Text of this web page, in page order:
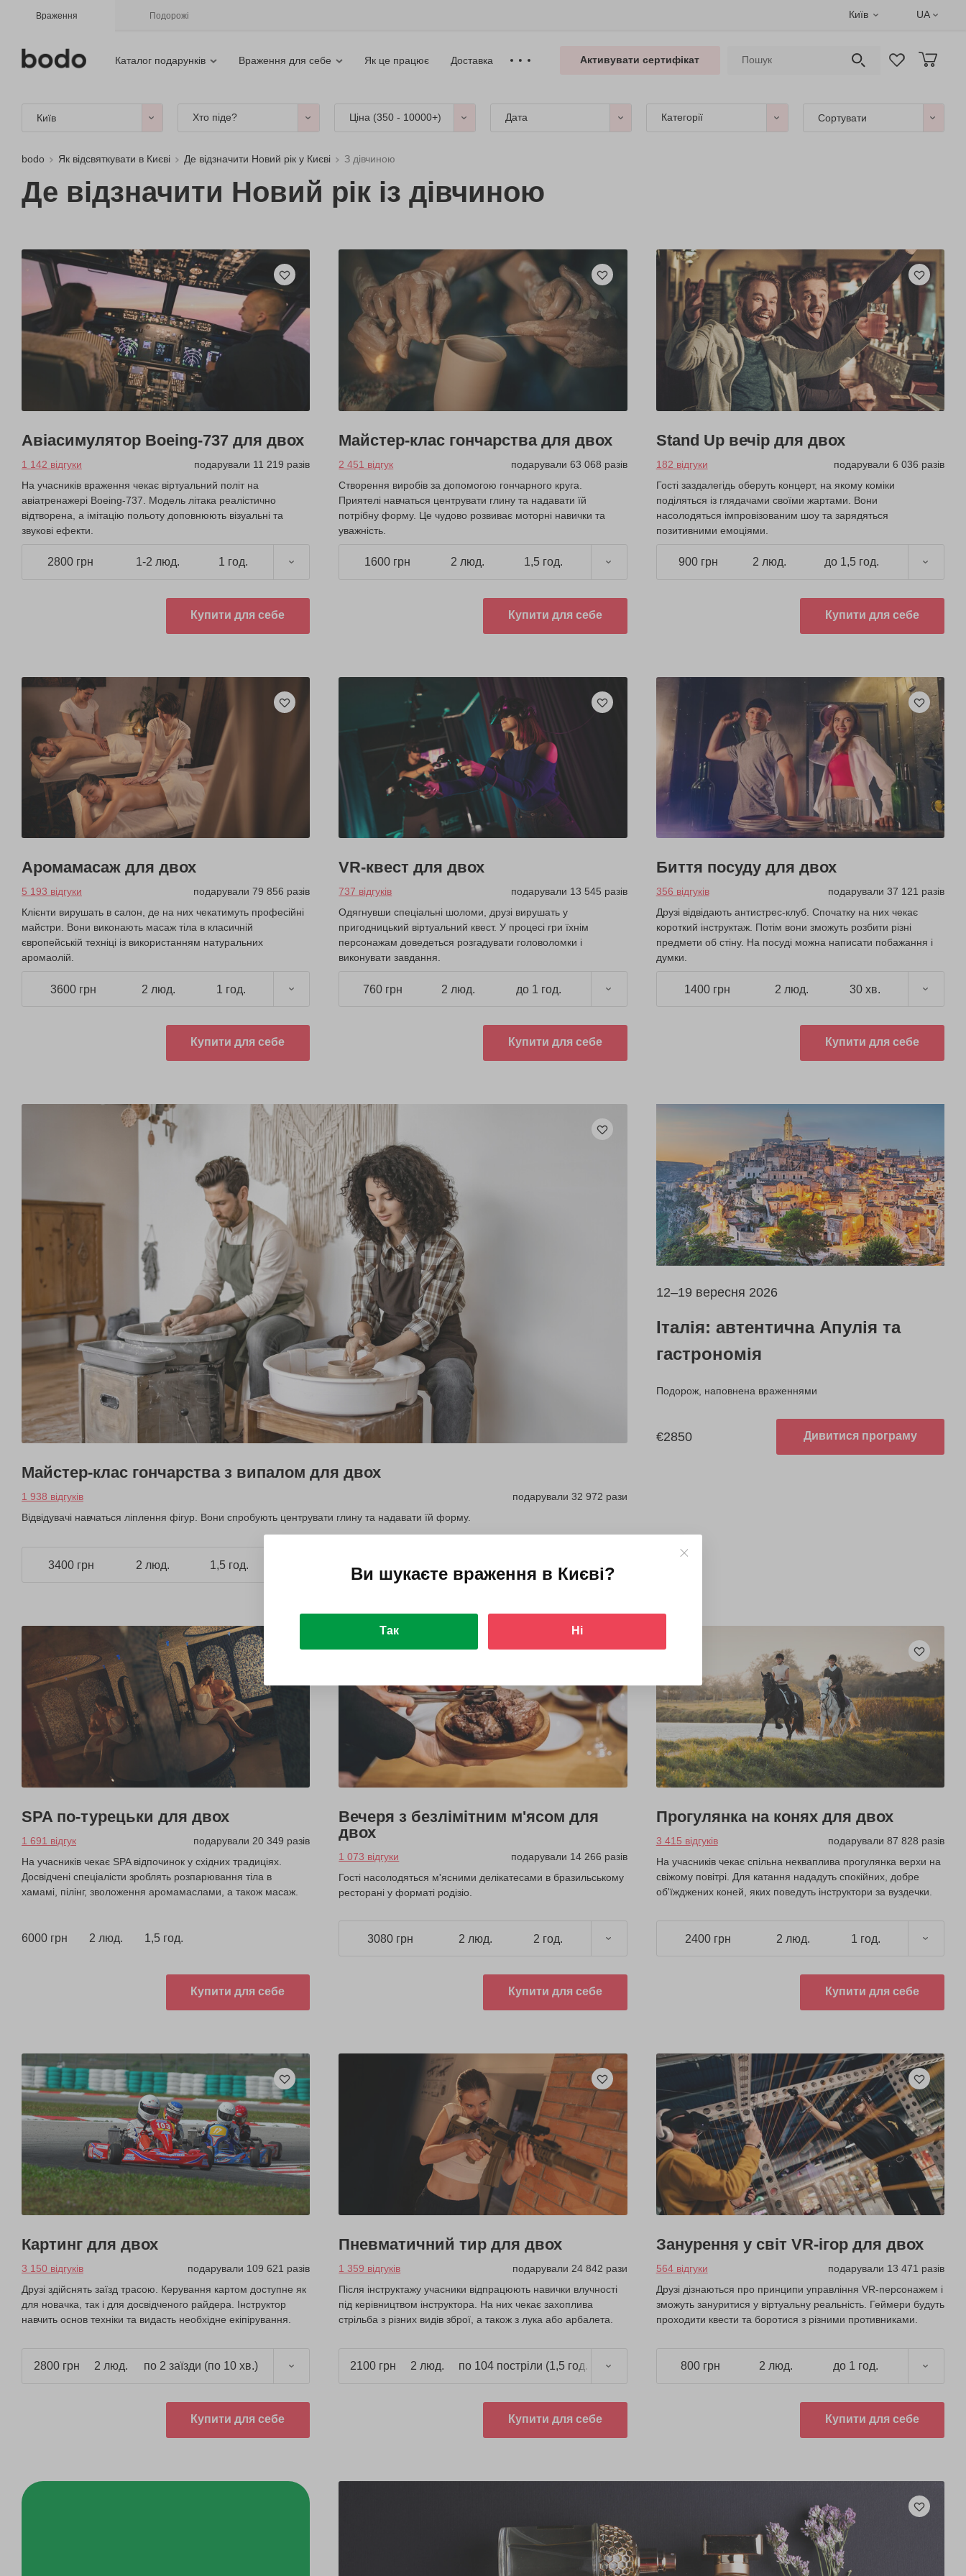
Враження Подорожі Київ UA
Каталог подарунків Враження для себе Як це працює Доставка Активувати сертифікат
Київ Хто піде? Ціна (350 - 10000+) Дата Категорії Сортувати
bodo Як відсвяткувати в Києві Де відзначити Новий рік у Києві З дівчиною
Де відзначити Новий рік із дівчиною
Авіасимулятор Boeing-737 для двох
1 142 відгуки
подарували 11 219 разів
На учасників враження чекає віртуальний політ на
авіатренажері Boeing-737. Модель літака реалістично
відтворена, а імітацію польоту доповнюють візуальні та
звукові ефекти.
2800 грн 1-2 люд. 1 год.
Купити для себе
Майстер-клас гончарства для двох
2 451 відгук
подарували 63 068 разів
Створення виробів за допомогою гончарного круга.
Приятелі навчаться центрувати глину та надавати їй
потрібну форму. Це чудово розвиває моторні навички та
уважність.
1600 грн 2 люд. 1,5 год.
Купити для себе
Stand Up вечір для двох
182 відгуки
подарували 6 036 разів
Гості заздалегідь оберуть концерт, на якому коміки
поділяться із глядачами своїми жартами. Вони
насолодяться імпровізованим шоу та зарядяться
позитивними емоціями.
900 грн 2 люд. до 1,5 год.
Купити для себе
Аромамасаж для двох
5 193 відгуки
подарували 79 856 разів
Клієнти вирушать в салон, де на них чекатимуть професійні
майстри. Вони виконають масаж тіла в класичній
європейській техніці із використанням натуральних
аромаолій.
3600 грн 2 люд. 1 год.
Купити для себе
VR-квест для двох
737 відгуків
подарували 13 545 разів
Одягнувши спеціальні шоломи, друзі вирушать у
пригодницький віртуальний квест. У процесі гри їхнім
персонажам доведеться розгадувати головоломки і
виконувати завдання.
760 грн 2 люд. до 1 год.
Купити для себе
Биття посуду для двох
356 відгуків
подарували 37 121 разів
Друзі відвідають антистрес-клуб. Спочатку на них чекає
короткий інструктаж. Потім вони зможуть розбити різні
предмети об стіну. На посуді можна написати побажання і
думки.
1400 грн 2 люд. 30 хв.
Купити для себе
Майстер-клас гончарства з випалом для двох
1 938 відгуків
подарували 32 972 рази
Відвідувачі навчаться ліплення фігур. Вони спробують центрувати глину та надавати їй форму.
3400 грн 2 люд. 1,5 год.
12–19 вересня 2026
Італія: автентична Апулія та
гастрономія
Подорож, наповнена враженнями
€2850 Дивитися програму
SPA по-турецьки для двох
1 691 відгук
подарували 20 349 разів
На учасників чекає SPA відпочинок у східних традиціях.
Досвідчені спеціалісти зроблять розпарювання тіла в
хамамі, пілінг, зволоження аромамаслами, а також масаж.
6000 грн 2 люд. 1,5 год.
Купити для себе
Вечеря з безлімітним м'ясом для
двох
1 073 відгуки
подарували 14 266 разів
Гості насолодяться м'ясними делікатесами в бразильському
ресторані у форматі родізіо.
3080 грн 2 люд. 2 год.
Купити для себе
Прогулянка на конях для двох
3 415 відгуків
подарували 87 828 разів
На учасників чекає спільна некваплива прогулянка верхи на
свіжому повітрі. Для катання нададуть спокійних, добре
об'їжджених коней, яких поведуть інструктори за вуздечки.
2400 грн 2 люд. 1 год.
Купити для себе
Картинг для двох
3 150 відгуків
подарували 109 621 разів
Друзі здійснять заїзд трасою. Керування картом доступне як
для новачка, так і для досвідченого райдера. Інструктор
навчить основ техніки та видасть необхідне екіпірування.
2800 грн 2 люд. по 2 заїзди (по 10 хв.)
Купити для себе
Пневматичний тир для двох
1 359 відгуків
подарували 24 842 рази
Після інструктажу учасники відпрацюють навички влучності
під керівництвом інструктора. На них чекає захоплива
стрільба з різних видів зброї, а також з лука або арбалета.
2100 грн 2 люд. по 104 постріли (1,5 год.)
Купити для себе
Занурення у світ VR-ігор для двох
564 відгуки
подарували 13 471 разів
Друзі дізнаються про принципи управління VR-персонажем і
зможуть зануритися у віртуальну реальність. Геймери будуть
проходити квести та боротися з різними противниками.
800 грн 2 люд. до 1 год.
Купити для себе
Ви шукаєте враження в Києві?
Так Ні